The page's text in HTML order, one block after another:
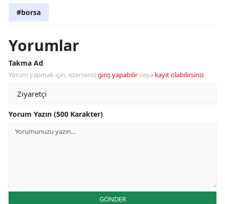
#borsa
Yorumlar
Takma Ad
Yorum yapmak için, istersenizgiriş yapabilirveya kayıt olabilirsiniz.
Yorum Yazın (500 Karakter)
GÖNDER